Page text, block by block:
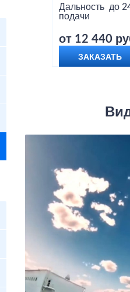
Дальность
подачи
до
от 12 440
ЗАКАЗАТЬ